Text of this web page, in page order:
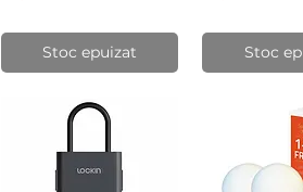
Stoc epuizat Stoc